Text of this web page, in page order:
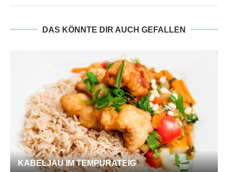
DAS KÖNNTE DIR AUCH GEFALLEN
KABELJAU IM TEMPURATEIG